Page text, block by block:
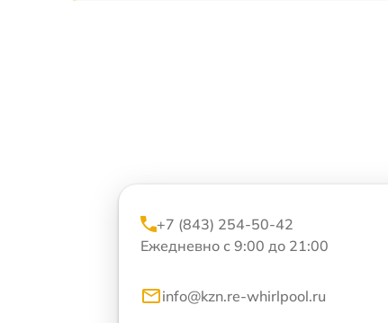
+7 (843) 254-50-42
Ежедневно с 9:00 до 21:00
info@kzn.re-whirlpool.ru